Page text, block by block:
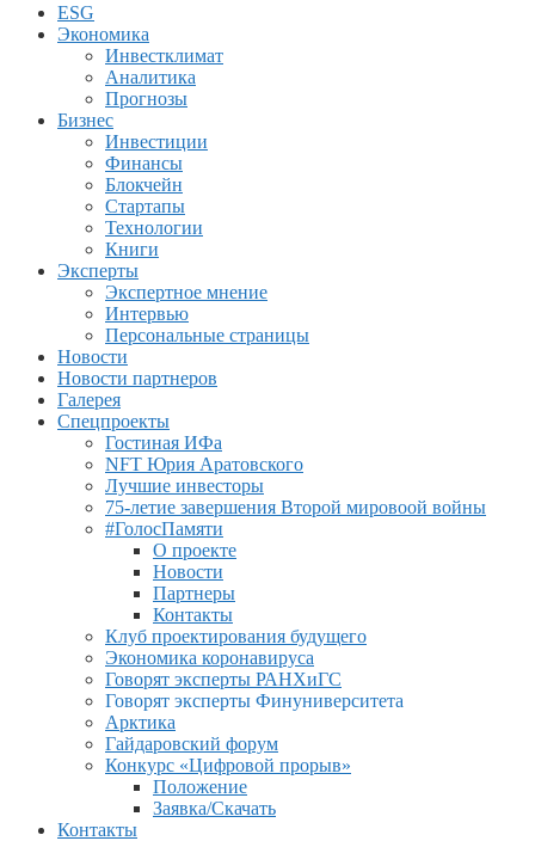
ESG
Экономика
Инвестклимат
Аналитика
Прогнозы
Бизнес
Инвестиции
Финансы
Блокчейн
Стартапы
Технологии
Книги
Эксперты
Экспертное мнение
Интервью
Персональные страницы
Новости
Новости партнеров
Галерея
Спецпроекты
Гостиная ИФа
NFT Юрия Аратовского
Лучшие инвесторы
75-летие завершения Второй мировоой войны
#ГолосПамяти
О проекте
Новости
Партнеры
Контакты
Клуб проектирования будущего
Экономика коронавируса
Говорят эксперты РАНХиГС
Говорят эксперты Финуниверситета
Арктика
Гайдаровский форум
Конкурс «Цифровой прорыв»
Положение
Заявка/Скачать
Контакты